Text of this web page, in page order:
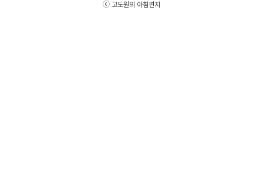
ⓒ 고도원의 아침편지